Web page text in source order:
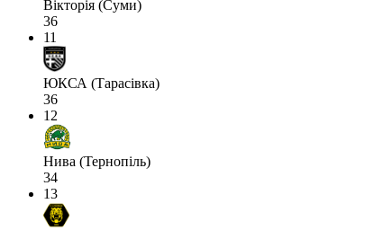
Вікторія (Суми)
36
11
ЮКСА (Тарасівка)
36
12
Нива (Тернопіль)
34
13